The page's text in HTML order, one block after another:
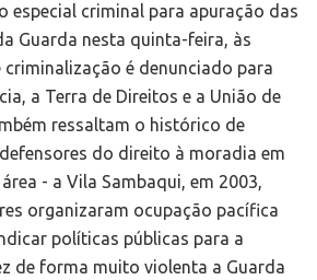
especial criminal para apuração das
Guarda nesta quinta-feira, às
criminalização é denunciado para
a Terra de Direitos e a União de
ressaltam o histórico de
do direito à moradia em
- a Vila Sambaqui, em 2003,
organizaram ocupação pacífica
políticas públicas para a
de forma muito violenta a Guarda